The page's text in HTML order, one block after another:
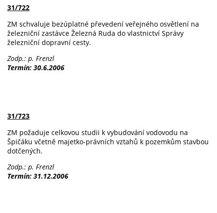
31/722
ZM schvaluje bezúplatné převedení veřejného osvětlení na
železniční zastávce Železná Ruda do vlastnictví Správy
železniční dopravní cesty.
Zodp.: p. Frenzl
Termín: 30.6.2006
31/723
ZM požaduje celkovou studii k vybudování vodovodu na
Špičáku včetně majetko-právních vztahů k pozemkům stavbou
dotčených.
Zodp.: p. Frenzl
Termín: 31.12.2006